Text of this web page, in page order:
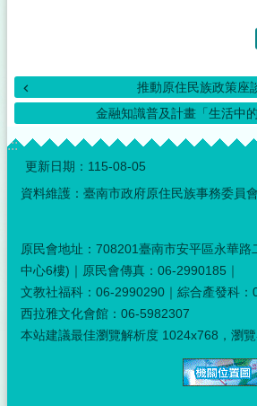
推動原住民族政策座
金融知識普及計畫「生活中的
:::
更新日期： 115-08-05
資料維護：臺南市政府原住民族事務委員會
原民會地址：708201臺南市安平區永華路
中心6樓)｜原民會傳真：06-2990185｜
文教社福科：06-2990290｜綜合產發科：
西拉雅文化會館：06-5982307
本站建議最佳瀏覽解析度 1024x768，瀏